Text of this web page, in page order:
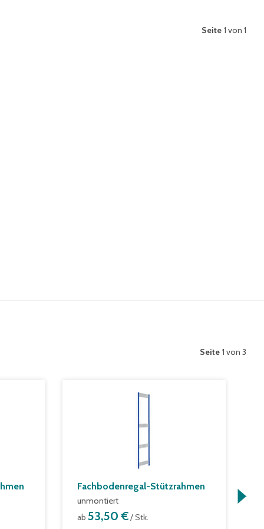
Seite 1 von 1
Seite 1 von 3
Fachbodenregal-Stützrahmen
unmontiert
ab 53,50 €/ Stk.